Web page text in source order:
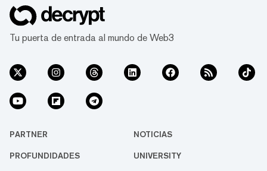
Tu puerta de entrada al mundo de Web3
PARTNER NOTICIAS
PROFUNDIDADES UNIVERSITY